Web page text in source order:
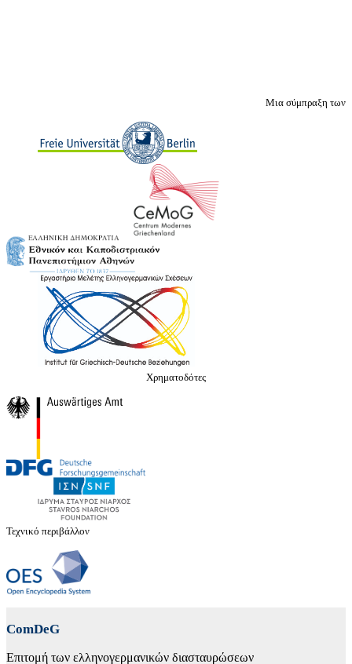
Μια σύμπραξη των
Χρηματοδότες
Τεχνικό περιβάλλον
ComDeG
Επιτομή των ελληνογερμανικών διασταυρώσεων